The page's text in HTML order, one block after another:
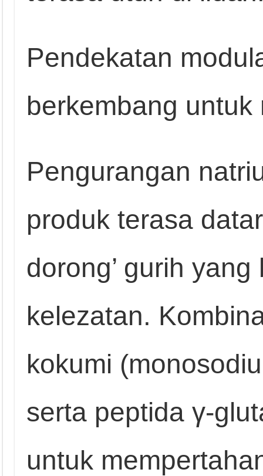
Pendekatan
berkembang untuk
Pengurangan
produk terasa
dorong’ gurih
kelezatan.
kokumi
serta peptida
untuk